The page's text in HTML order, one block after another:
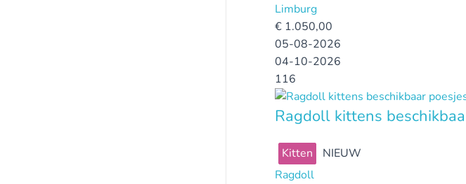
Limburg
€ 1.050,00
05-08-2026
04-10-2026
116
Ragdoll kittens
Kitten
NIEUW
Ragdoll